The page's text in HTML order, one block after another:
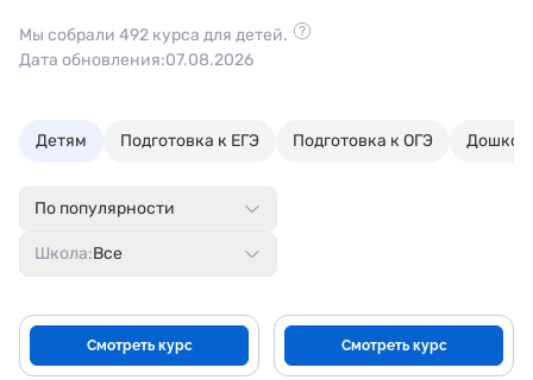
Мы собрали 492 курса для детей.
Дата обновления:07.08.2026
Детям Подготовка к ЕГЭ Подготовка к ОГЭ
Школа:Все
По популярности
Смотреть курс Смотреть курс